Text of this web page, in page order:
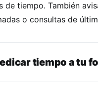
de tiempo. También
o consultas de
tiempo a tu